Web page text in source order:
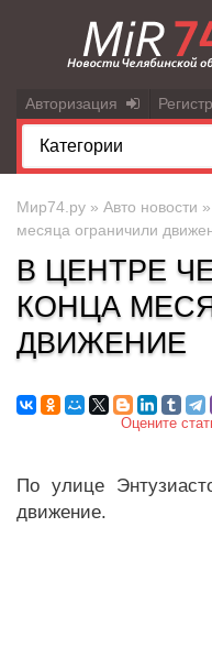
Авторизация
Мир74.ру » Авто новости
месяца ограничили
В ЦЕНТРЕ
КОНЦА
ДВИЖЕНИЕ
Оцените
По улице
движение.